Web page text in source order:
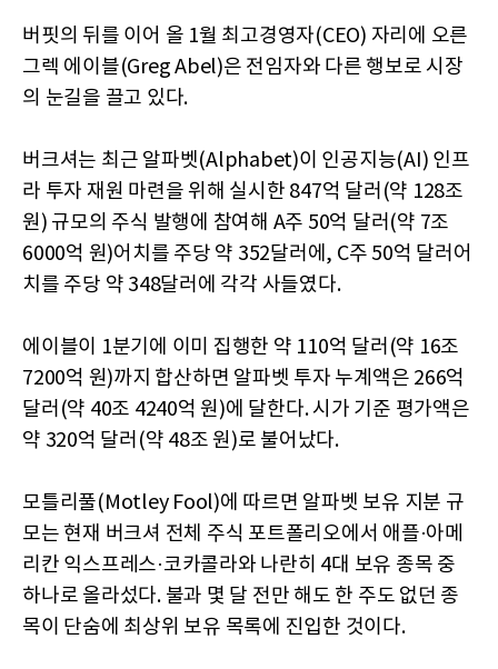
버핏의 뒤를 이어 올 1월 최고경영자(CEO) 자리에 오른
그렉 에이블(Greg Abel)은 전임자와 다른 행보로 시장
의 눈길을 끌고 있다.
버크셔는 최근 알파벳(Alphabet)이 인공지능(AI) 인프
라 투자 재원 마련을 위해 실시한 847억 달러(약 128조
원) 규모의 주식 발행에 참여해 A주 50억 달러(약 7조
6000억 원)어치를 주당 약 352달러에, C주 50억 달러어
치를 주당 약 348달러에 각각 사들였다.
에이블이 1분기에 이미 집행한 약 110억 달러(약 16조
7200억 원)까지 합산하면 알파벳 투자 누계액은 266억
달러(약 40조 4240억 원)에 달한다. 시가 기준 평가액은
약 320억 달러(약 48조 원)로 불어났다.
모틀리풀(Motley Fool)에 따르면 알파벳 보유 지분 규
모는 현재 버크셔 전체 주식 포트폴리오에서 애플·아메
리칸 익스프레스·코카콜라와 나란히 4대 보유 종목 중
하나로 올라섰다. 불과 몇 달 전만 해도 한 주도 없던 종
목이 단숨에 최상위 보유 목록에 진입한 것이다.